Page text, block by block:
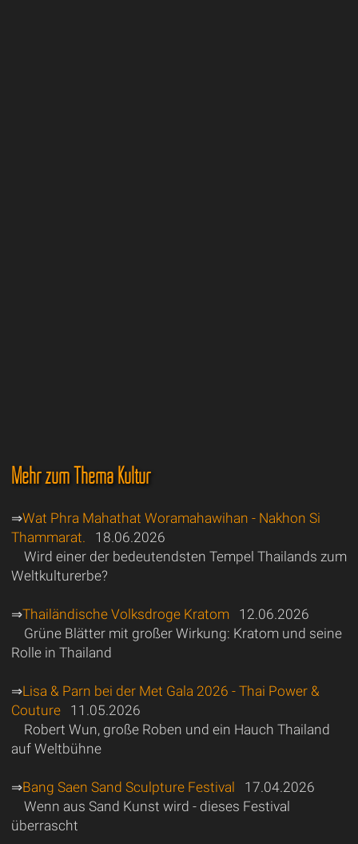
Mehr zum Thema Kultur
⇒Wat Phra Mahathat Woramahawihan - Nakhon Si
Thammarat. 18.06.2026
Wird einer der bedeutendsten Tempel Thailands zum
Weltkulturerbe?
⇒Thailändische Volksdroge Kratom12.06.2026
Grüne Blätter mit großer Wirkung: Kratom und seine
Rolle in Thailand
⇒Lisa & Parn bei der Met Gala 2026 - Thai Power &
Couture11.05.2026
Robert Wun, große Roben und ein Hauch Thailand
auf Weltbühne
⇒Bang Saen Sand Sculpture Festival 17.04.2026
Wenn aus Sand Kunst wird - dieses Festival
überrascht